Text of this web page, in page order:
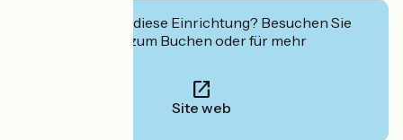
Interessiert Sie diese Einrichtung? Besuchen Sie
deren Website zum Buchen oder für mehr
Site web